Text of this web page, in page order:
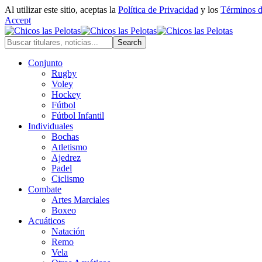
Al utilizar este sitio, aceptas la Política de Privacidad y los Términos
Accept
Conjunto
Rugby
Voley
Hockey
Fútbol
Fútbol Infantil
Individuales
Bochas
Atletismo
Ajedrez
Padel
Ciclismo
Combate
Artes Marciales
Boxeo
Acuáticos
Natación
Remo
Vela